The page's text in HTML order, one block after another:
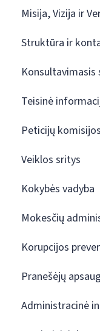
Misija, Vizija ir
Struktūra ir
Konsultavimasis
Teisinė
Peticijų
Veiklos sritys
Kokybės vadyba
Mokesčių
Korupcijos
Pranešėjų
Administracinė